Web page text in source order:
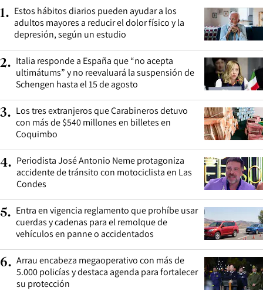
1. Estos hábitos diarios pueden ayudar a los
adultos mayores a reducir el dolor físico y la
depresión, según un estudio
2. Italia responde a España que “no acepta
ultimátums” y no reevaluará la suspensión de
Schengen hasta el 15 de agosto
3. Los tres extranjeros que Carabineros detuvo
con más de $540 millones en billetes en
Coquimbo
4. Periodista José Antonio Neme protagoniza
accidente de tránsito con motociclista en Las
Condes
5. Entra en vigencia reglamento que prohíbe usar
cuerdas y cadenas para el remolque de
vehículos en panne o accidentados
6. Arrau encabeza megaoperativo con más de
5.000 policías y destaca agenda para fortalecer
su protección